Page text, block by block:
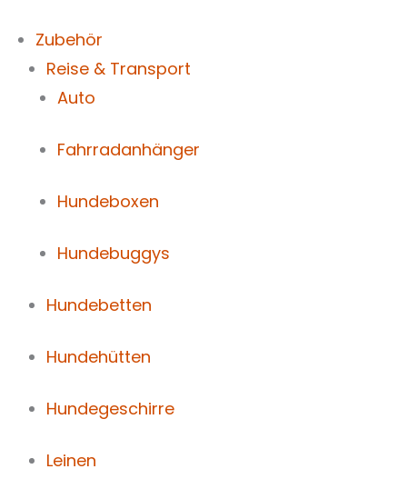
Zubehör
Reise & Transport
Auto
Fahrradanhänger
Hundeboxen
Hundebuggys
Hundebetten
Hundehütten
Hundegeschirre
Leinen